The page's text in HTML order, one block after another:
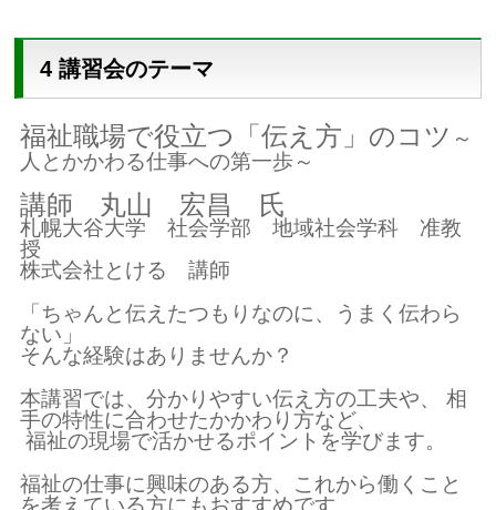
4 講習会のテーマ
福祉職場で役立つ「伝え方」のコツ ～
人とかかわる仕事への第一歩～
講師 丸山 宏昌 氏
札幌大谷大学 社会学部 地域社会学科 准教
授
株式会社とける 講師
「ちゃんと伝えたつもりなのに、うまく伝わら
ない」
そんな経験はありませんか？
本講習では、分かりやすい伝え方の工夫や、 相
手の特性に合わせたかかわり方など、
福祉の現場で活かせるポイントを学びます。
福祉の仕事に興味のある方、これから働くこと
を考えている方にもおすすめです。